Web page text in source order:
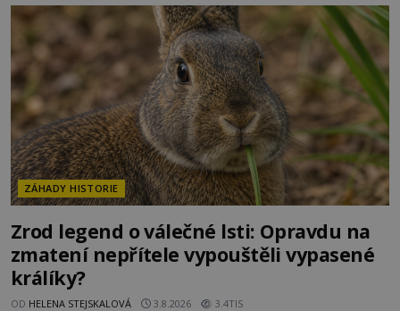
ztracených technologiích či tajemných
materiálech. Moderní metalurgie však ukazuje, že
skutečné vysvětlení je ješt
ZÁHADY HISTORIE
Zrod legend o válečné lsti: Opravdu na
zmatení nepřítele vypouštěli vypasené
králíky?
OD HELENA STEJSKALOVÁ 3.8.2026 3.4TIS